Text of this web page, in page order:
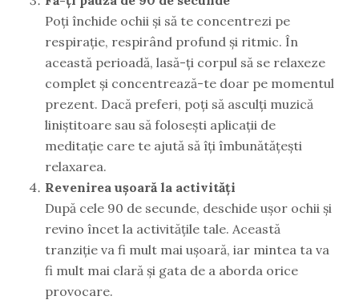
Poți închide ochii și să te concentrezi pe
respirație, respirând profund și ritmic. În
această perioadă, lasă-ți corpul să se relaxeze
complet și concentrează-te doar pe momentul
prezent. Dacă preferi, poți să asculți muzică
liniștitoare sau să folosești aplicații de
meditație care te ajută să îți îmbunătățești
relaxarea.
Revenirea ușoară la activități
După cele 90 de secunde, deschide ușor ochii și
revino încet la activitățile tale. Această
tranziție va fi mult mai ușoară, iar mintea ta va
fi mult mai clară și gata de a aborda orice
provocare.